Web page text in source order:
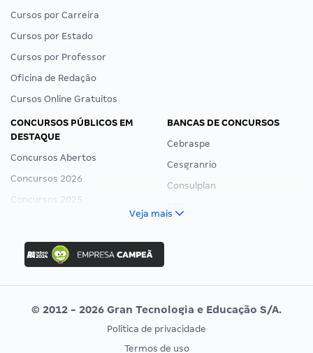
Cursos por Carreira
Cursos por Estado
Cursos por Professor
Oficina de Redação
Cursos Online Gratuitos
CONCURSOS PÚBLICOS EM
DESTAQUE
Concursos Abertos
Concursos 2026
Concursos 2025
Concurso Ibama
Concurso MPU
Editais publicados
BANCAS DE CONCURSOS
Cebraspe
Cesgranrio
Consulplan
Vunesp
CONCURSOS POR PROFISSÃO
EXAME DE ORDEM
Veja mais
© 2012 - 2026 Gran Tecnologia e Educação S/A.
Política de privacidade
Termos de uso